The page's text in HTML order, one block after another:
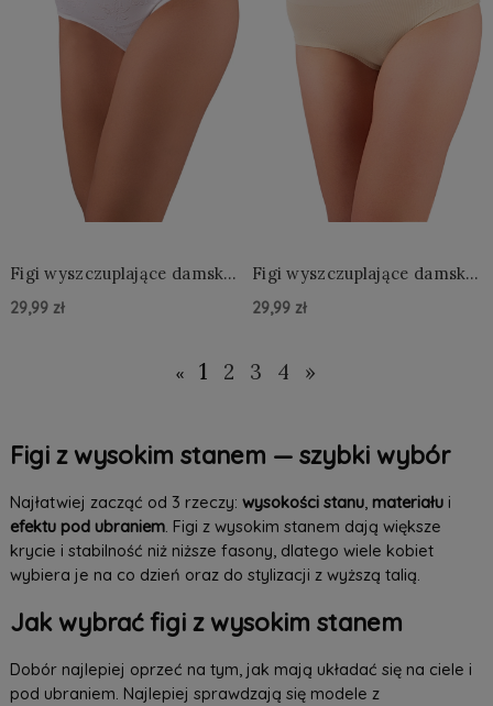
Figi wyszczuplające damskie
wysokim stanem
29,99 zł
Figi wyszczuplające damskie
wysokim stanem
29,99 zł
« 1 2 3 4 »
Figi z wysokim stanem — szybki wybór
Najłatwiej zacząć od 3 rzeczy: wysokości stanu, materiałui
efektu pod ubraniem. Figi z wysokim stanem dają większe
krycie i stabilność niż niższe fasony, dlatego wiele kobiet
wybiera je na co dzień oraz do stylizacji z wyższą talią.
Jak wybrać figi z wysokim stanem
Dobór najlepiej oprzeć na tym, jak mają układać się na ciele i
pod ubraniem. Najlepiej sprawdzają się modele z